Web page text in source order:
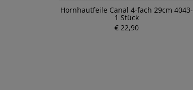
Hornhautfeile Canal 4-fach 29cm 4043-
1 Stück
€ 22,90
P